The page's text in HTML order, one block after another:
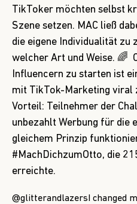
TikToker möchten selbst
Szene setzen. MAC ließ
die eigene Individualität zu
welcher Art und Weise. 🌈
Influencern zu starten ist
mit TikTok-Marketing viral
Vorteil: Teilnehmer der
unbezahlt Werbung für die
gleichem Prinzip
#MachDichzumOtto, die
erreichte.
@glitterandlazers I changed